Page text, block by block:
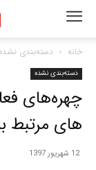
خانه دسته‌بندی نشده
دسته‌بندی نشده
چهره‌های
های مرتبط
12 شهریور 1397